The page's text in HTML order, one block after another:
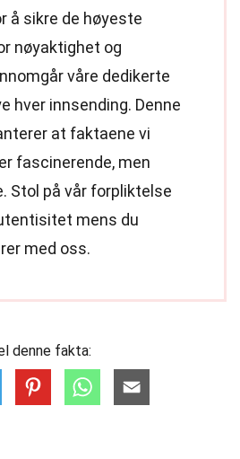
å sikre de høyeste
nøyaktighet og
våre dedikerte
hver innsending. Denne
at faktaene vi
fascinerende, men
Stol på vår forpliktelse
mens du
med oss.
denne fakta: